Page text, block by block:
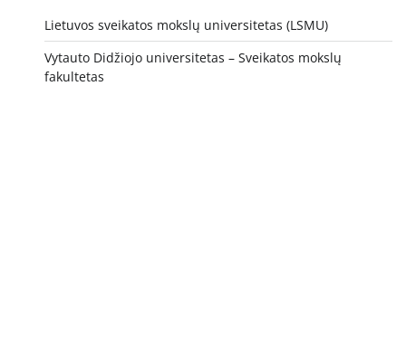
Lietuvos sveikatos mokslų universitetas (LSMU)
Vytauto Didžiojo universitetas – Sveikatos mokslų
fakultetas